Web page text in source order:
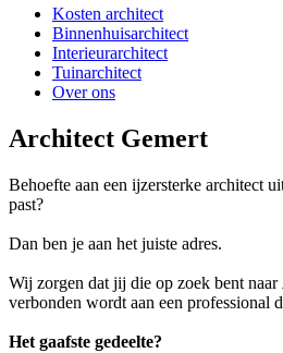
Kosten architect
Binnenhuisarchitect
Interieurarchitect
Tuinarchitect
Over ons
Architect Gemert
Behoefte aan een ijzersterke architect
past?
Dan ben je aan het juiste adres.
Wij zorgen dat jij die op zoek bent naar
verbonden wordt aan een professional
Het gaafste gedeelte?